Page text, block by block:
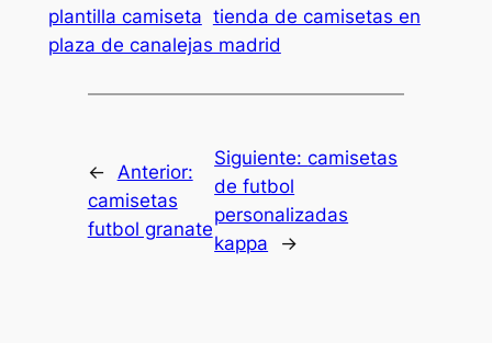
plantilla camiseta tienda de camisetas en
plaza de canalejas madrid
← Anterior:
camisetas
futbol granate
Siguiente:camisetas
de futbol
personalizadas
kappa
→